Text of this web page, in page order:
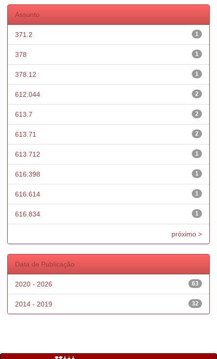
Assunto
1
371.2
1
378
1
378.12
2
612.044
2
613.7
2
613.71
1
613.712
1
616.398
1
616.614
1
616.834
próximo >
Data de Publicação
63
2020 - 2026
32
2014 - 2019